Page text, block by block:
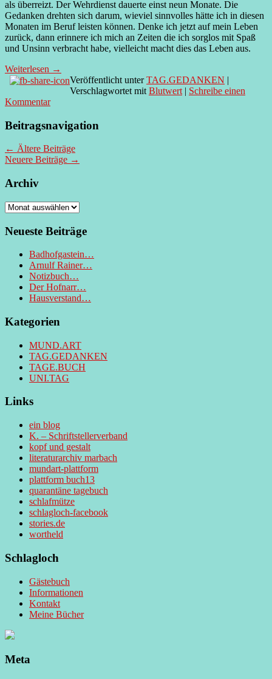
als überreizt. Der Wehrdienst dauerte einst neun Monate. Die
Gedanken drehten sich darum, wieviel sinnvolles hätte ich in diesen
Monaten im Beruf leisten können. Denke ich jetzt auf mein Leben
zurück, dann erinnere ich mich an Zeiten die ich sorglos mit Spaß
und Unsinn verbracht habe, vielleicht macht dies das Leben aus.
Weiterlesen →
Veröffentlicht unter TAG.GEDANKEN |
Verschlagwortet mit Blutwert | Schreibe einen
Kommentar
Beitragsnavigation
← Ältere Beiträge
Neuere Beiträge →
Archiv
Archiv
Neueste Beiträge
Badhofgastein…
Arnulf Rainer…
Notizbuch…
Der Hofnarr…
Hausverstand…
Kategorien
MUND.ART
TAG.GEDANKEN
TAGE.BUCH
UNI.TAG
Links
ein blog
K. – Schriftstellerverband
kopf und gestalt
literaturarchiv marbach
mundart-plattform
plattform buch13
quarantäne tagebuch
schlafmütze
schlagloch-facebook
stories.de
wortheld
Schlagloch
Gästebuch
Informationen
Kontakt
Meine Bücher
Meta